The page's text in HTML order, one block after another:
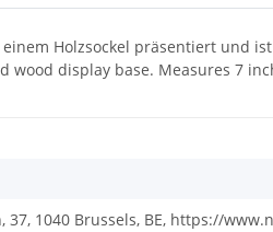
Holzsockel präsentiert und
wood display base. Measures 7
37, 1040 Brussels, BE, https://